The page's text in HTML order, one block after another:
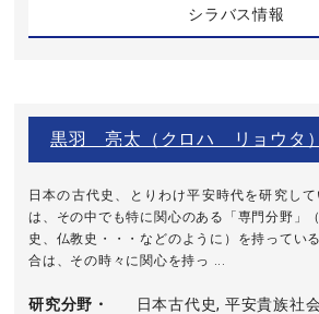
シラバス情報
黒羽 亮太（クロハ リョウタ）
日本の古代史、とりわけ平安時代を研究し
は、その中でも特に関心のある「専門分野」
史、仏教史・・・などのように）を持ってい
合は、その時々に関心を持っ ...
研究分野・
日本古代史, 平安貴族社